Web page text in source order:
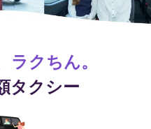
クちん。
タクシー